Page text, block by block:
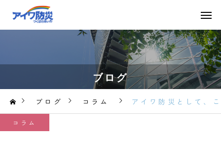
ブログ
ブログ コラム アイワ防災として、
コラム